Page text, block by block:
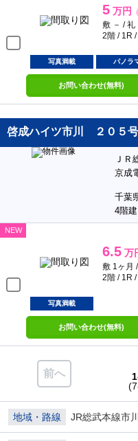
5 万円
敷 － / 礼
2階 / 1R
写真満載 パノラ
お問い合わせ(無料)
啓成ハイツ市川 ２０５
ＪＲ
京成
千葉
4階
NEW
6.5 万
敷 1ヶ月
2階 / 1R
写真満載
お問い合わせ(無料)
前へ
地域・路線 JR総武本線市